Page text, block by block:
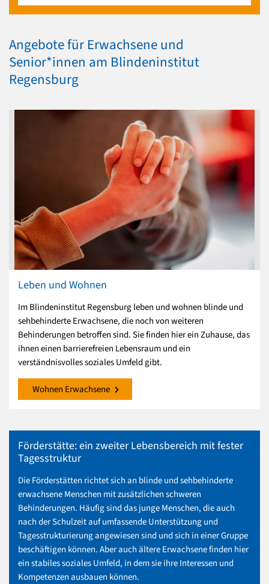
Angebote für Erwachsene und
Senior*innen am Blindeninstitut
Regensburg
Leben und Wohnen
Im Blindeninstitut Regensburg leben und wohnen blinde und
sehbehinderte Erwachsene, die noch von weiteren
Behinderungen betroffen sind. Sie finden hier ein Zuhause, das
ihnen einen barrierefreien Lebensraum und ein
verständnisvolles soziales Umfeld gibt.
Wohnen Erwachsene
Förderstätte: ein zweiter Lebensbereich mit fester
Tagesstruktur
Die Förderstätten richtet sich an blinde und sehbehinderte
erwachsene Menschen mit zusätzlichen schweren
Behinderungen. Häufig sind das junge Menschen, die auch
nach der Schulzeit auf umfassende Unterstützung und
Tagesstrukturierung angewiesen sind und sich in einer Gruppe
beschäftigen können. Aber auch ältere Erwachsene finden hier
ein stabiles soziales Umfeld, in dem sie ihre Interessen und
Kompetenzen ausbauen können.